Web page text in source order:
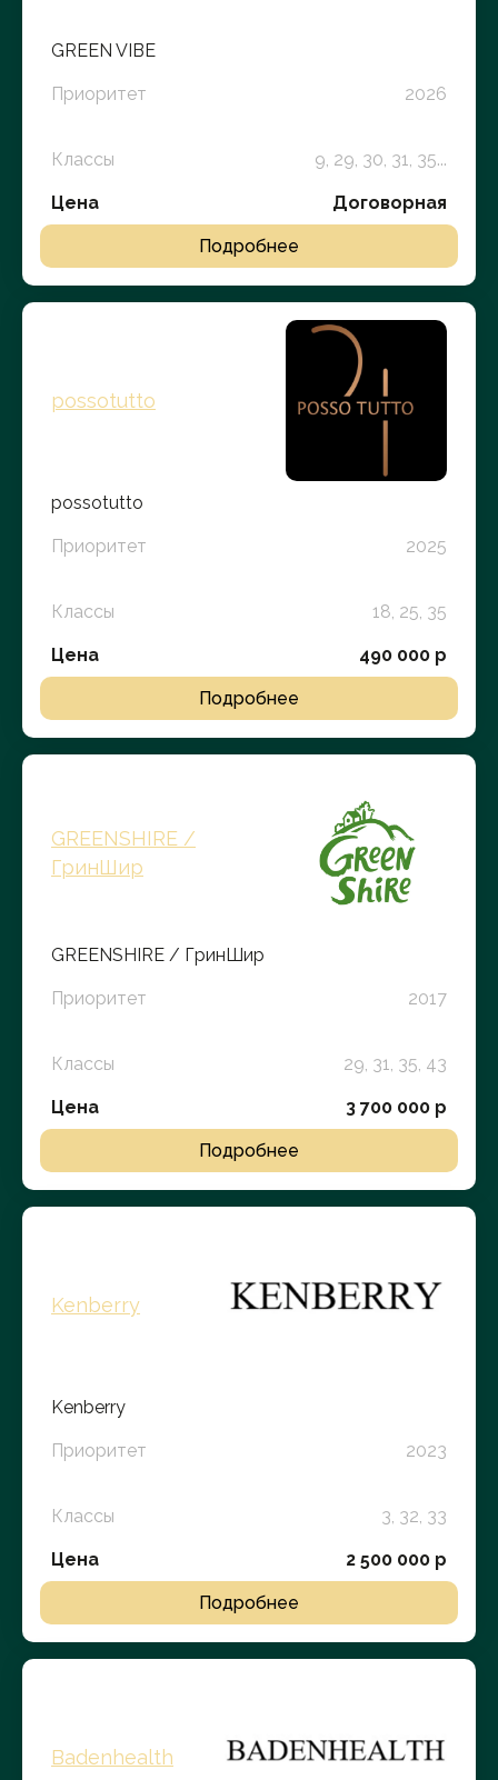
GREEN VIBE
Приоритет 2026
Классы 9, 29, 30, 31, 35...
Цена Договорная
Подробнее
possotutto
possotutto
Приоритет 2025
Классы 18, 25, 35
Цена 490 000 р
Подробнее
GREENSHIRE /
ГринШир
GREENSHIRE / ГринШир
Приоритет 2017
Классы 29, 31, 35, 43
Цена 3 700 000 р
Подробнее
Kenberry
Kenberry
Приоритет 2023
Классы 3, 32, 33
Цена 2 500 000 р
Подробнее
Badenhealth